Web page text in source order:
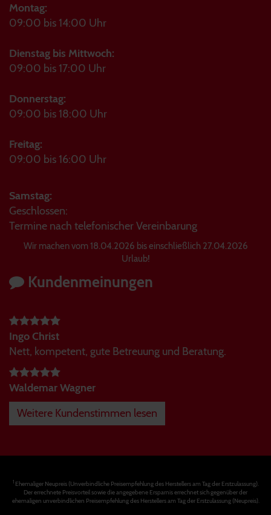
Montag:
09:00 bis 14:00 Uhr
Dienstag bis Mittwoch:
09:00 bis 17:00 Uhr
Donnerstag:
09:00 bis 18:00 Uhr
Freitag:
09:00 bis 16:00 Uhr
Samstag:
Geschlossen:
Termine nach telefonischer Vereinbarung
Wir machen vom 18.04.2026 bis einschließlich 27.04.2026
Urlaub!
Kundenmeinungen
Ingo Christ
Nett, kompetent, gute Betreuung und Beratung.
Waldemar Wagner
Weitere Kundenstimmen lesen
1Ehemaliger Neupreis (Unverbindliche Preisempfehlung des Herstellers am Tag der Erstzulassung).
Der errechnete Preisvorteil sowie die angegebene Ersparnis errechnet sich gegenüber der
ehemaligen unverbindlichen Preisempfehlung des Herstellers am Tag der Erstzulassung (Neupreis).